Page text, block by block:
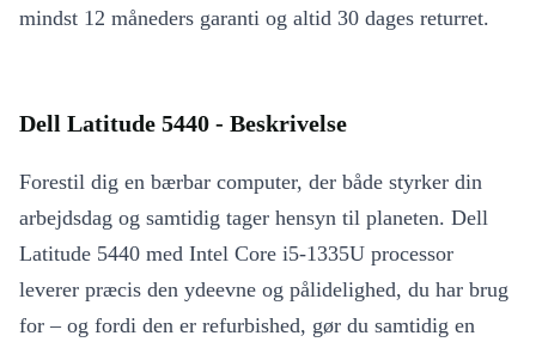
mindst 12 måneders garanti og altid 30 dages returret.
Dell Latitude 5440 - Beskrivelse
Forestil dig en bærbar computer, der både styrker din
arbejdsdag og samtidig tager hensyn til planeten. Dell
Latitude 5440 med Intel Core i5-1335U processor
leverer præcis den ydeevne og pålidelighed, du har brug
for – og fordi den er refurbished, gør du samtidig en